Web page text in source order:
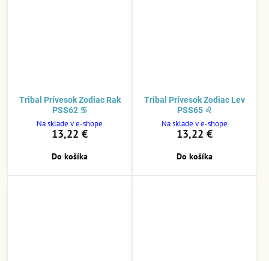
Tribal Prívesok Zodiac Rak
PSS62 ♋
Na sklade v e-shope
13,22 €
Do košíka
Tribal Prívesok Zodiac Lev
PSS65 ♌
Na sklade v e-shope
13,22 €
Do košíka